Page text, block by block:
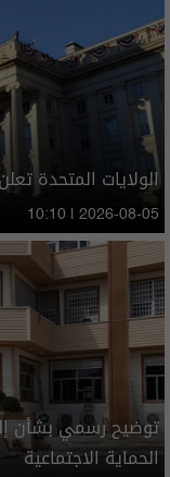
الولايات المتحدة
10:10 | 2026-08-05
توضيح رسمي بشأن
الحماية الاجتماعية